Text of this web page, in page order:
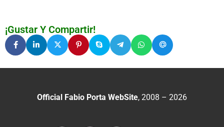
¡Gustar Y Compartir!
Official Fabio Porta WebSite, 2008 – 2026